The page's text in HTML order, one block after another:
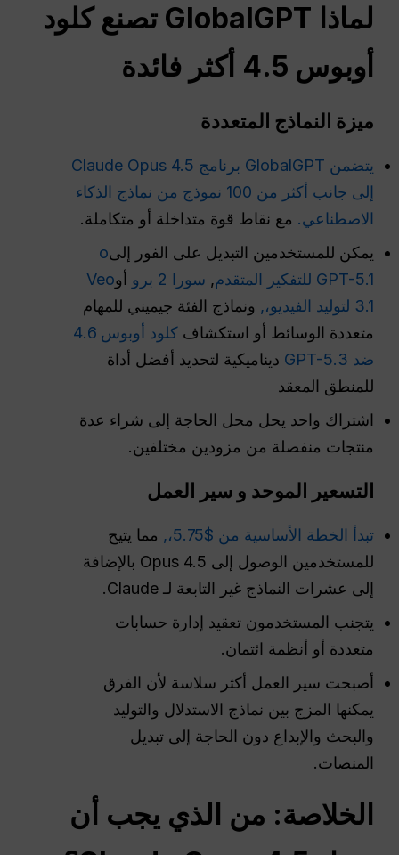
لماذا GlobalGPT تصنع كلود
أوبوس 4.5 أكثر فائدة
ميزة النماذج المتعددة
يتضمن GlobalGPT برنامج Claude Opus 4.5
إلى جانب أكثر من 100 نموذج من نماذج الذكاء
الاصطناعي. مع نقاط قوة متداخلة أو متكاملة.
يمكن للمستخدمين التبديل على الفور إلىo
GPT-5.1 للتفكير المتقدم
, سورا 2 برو أوVeo
3.1 لتوليد الفيديو،,
ونماذج الفئة جيميني للمهام
متعددة الوسائط أو استكشاف
كلود أوبوس 4.6
ضد GPT-5.3
ديناميكية لتحديد أفضل أداة
للمنطق المعقد
اشتراك واحد يحل محل الحاجة إلى شراء عدة
منتجات منفصلة من مزودين مختلفين.
التسعير الموحد وسير العمل
تبدأ الخطة الأساسية من $5.75،,
مما يتيح
للمستخدمين الوصول إلى Opus 4.5 بالإضافة
إلى عشرات النماذج غير التابعة لـ Claude.
يتجنب المستخدمون تعقيد إدارة حسابات
متعددة أو أنظمة ائتمان.
أصبحت سير العمل أكثر سلاسة لأن الفرق
يمكنها المزج بين نماذج الاستدلال والتوليد
والبحث والإبداع دون الحاجة إلى تبديل
المنصات.
الخلاصة: من الذي يجب أن